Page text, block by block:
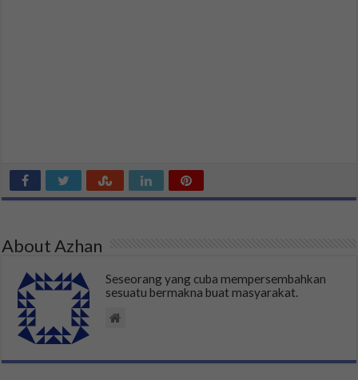
About Azhan
Seseorang yang cuba mempersembahkan
sesuatu bermakna buat masyarakat.